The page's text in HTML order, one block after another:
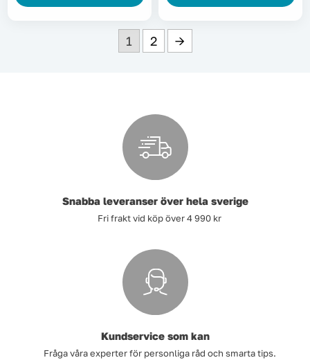
1 2 →
Snabba leveranser över hela sverige
Fri frakt vid köp över 4 990 kr
Kundservice som kan
Fråga våra experter för personliga råd och smarta tips.